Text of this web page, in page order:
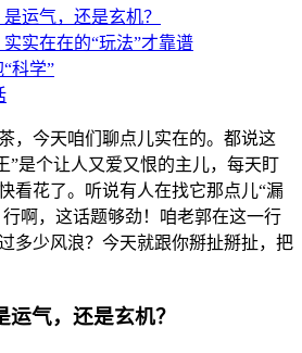
运气，还是玄机？
实在在的“玩法”才靠谱
科学”
，今天咱们聊点儿实在的。都说这
”是个让人又爱又恨的主儿，每天盯
看花了。听说有人在找它那点儿“漏
啊，这话题够劲！咱老郭在这一行
多少风浪？今天就跟你掰扯掰扯，把
气，还是玄机？